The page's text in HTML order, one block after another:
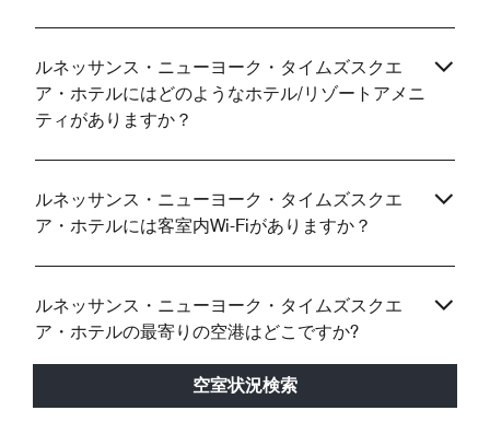
空室状況検索
ルネッサンス・ニューヨーク・タイムズスクエ
ア・ホテルにはどのようなホテル/リゾートアメニ
ティがありますか？
ルネッサンス・ニューヨーク・タイムズスクエ
ア・ホテルには客室内Wi-Fiがありますか？
ルネッサンス・ニューヨーク・タイムズスクエ
ア・ホテルの最寄りの空港はどこですか?
ルネッサンス・ニューヨーク・タイムズスクエ